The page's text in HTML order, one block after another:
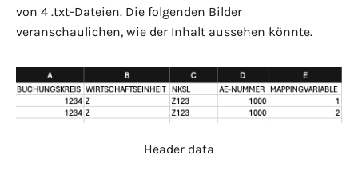
von 4 .txt-Dateien. Die folgenden Bilder
veranschaulichen, wie der Inhalt aussehen könnte.
Header data